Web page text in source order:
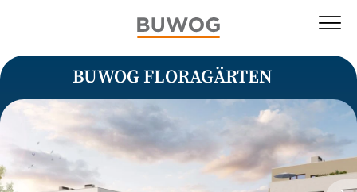
BUWOG FLORAGÄRTEN